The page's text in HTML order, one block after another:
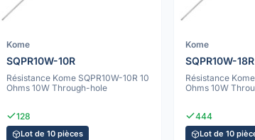
Kome
SQPR10W-10R
Résistance Kome SQPR10W-10R 10
Ohms 10W Through-hole
128
Lot de 10 pièces
Kome
SQPR10W-18R
Résistance
Ohms 10W
444
Lot de 10